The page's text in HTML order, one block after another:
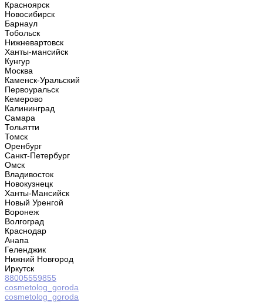
Красноярск
Новосибирск
Барнаул
Тобольск
Нижневартовск
Ханты-мансийск
Кунгур
Москва
Каменск-Уральский
Первоуральск
Кемерово
Калининград
Самара
Тольятти
Томск
Оренбург
Санкт-Петербург
Омск
Владивосток
Новокузнецк
Ханты-Мансийск
Новый Уренгой
Воронеж
Волгоград
Краснодар
Анапа
Геленджик
Нижний Новгород
Иркутск
88005559855
cosmetolog_goroda
cosmetolog_goroda